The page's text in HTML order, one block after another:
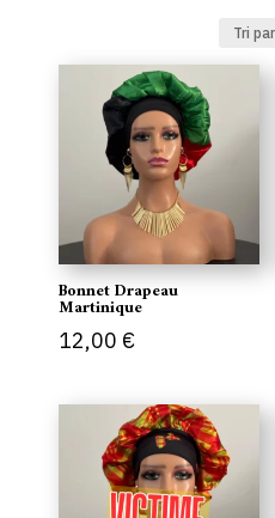
Bonnet Drapeau
Martinique
12,00 €